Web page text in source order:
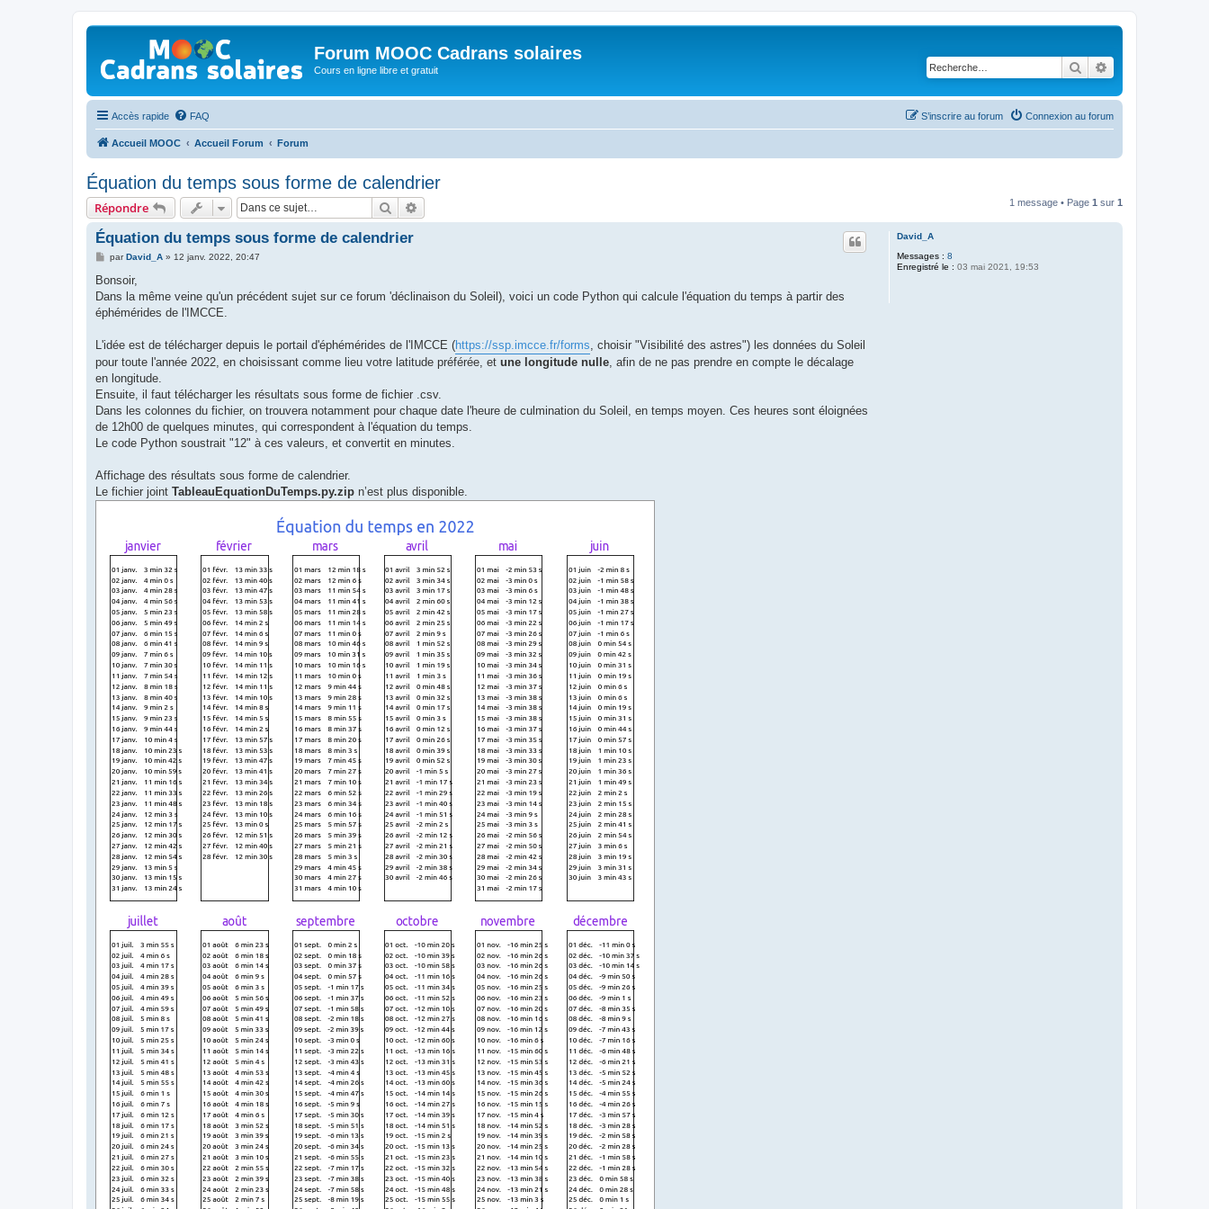
Forum MOOC Cadrans solaires
Cours en ligne libre et gratuit Rechercher
Accès rapide FAQ Connexion au forum
S’inscrire au forum
Accueil MOOC Accueil Forum Forum
Équation du temps sous forme de calendrier
Répondre Rechercher 1 message • Page 1 sur 1
David_A
Messages : 8
Enregistré le : 03 mai 2021, 19:53
Équation du temps sous forme de calendrier
M
s
a
g
parDavid_A» 12 janv. 2022, 20:47
Bonsoir,
Dans la même veine qu'un précédent sujet sur ce forum 'déclinaison du Soleil), voici un code Python qui calcule l'équation du temps à partir des
éphémérides de l'IMCCE.
L'idée est de télécharger depuis le portail d'éphémérides de l'IMCCE (https://ssp.imcce.fr/forms , choisir "Visibilité des astres") les données du Soleil
pour toute l'année 2022, en choisissant comme lieu votre latitude préférée, et une longitude nulle , afin de ne pas prendre en compte le décalage
en longitude.
Ensuite, il faut télécharger les résultats sous forme de fichier .csv.
Dans les colonnes du fichier, on trouvera notamment pour chaque date l'heure de culmination du Soleil, en temps moyen. Ces heures sont éloignées
de 12h00 de quelques minutes, qui correspondent à l'équation du temps.
Le code Python soustrait "12" à ces valeurs, et convertit en minutes.
Affichage des résultats sous forme de calendrier.
Le fichier joint TableauEquationDuTemps.py.zip n’est plus disponible.